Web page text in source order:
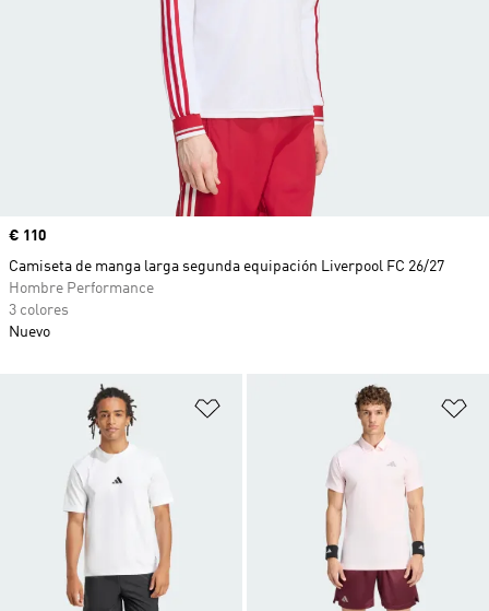
Añadir a la lista de deseos
Precio
€ 110
Camiseta de manga larga segunda equipación Liverpool FC 26/27
Hombre Performance
3 colores
Nuevo